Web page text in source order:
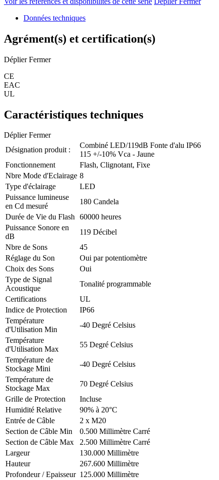
Données techniques
Agrément(s) et certification(s)
Déplier Fermer
CE
EAC
UL
Caractéristiques techniques
Déplier Fermer
Désignation produit :
Combiné LED/119dB Fonte d'alu IP66
115 +/-10% Vca - Jaune
Fonctionnement
Flash, Clignotant, Fixe
Nbre Mode d'Eclairage 8
Type d'éclairage
LED
Puissance lumineuse
en Cd mesuré
180 Candela
Durée de Vie du Flash 60000 heures
Puissance Sonore en
dB
119 Décibel
Nbre de Sons
45
Réglage du Son
Oui par potentiomètre
Choix des Sons
Oui
Type de Signal
Acoustique
Tonalité programmable
Certifications
UL
Indice de Protection
IP66
Température
d'Utilisation Min
-40 Degré Celsius
Température
d'Utilisation Max
55 Degré Celsius
Température de
Stockage Mini
-40 Degré Celsius
Température de
Stockage Max
70 Degré Celsius
Grille de Protection
Incluse
Humidité Relative
90% à 20°C
Entrée de Câble
2 x M20
Section de Câble Min
0.500 Millimètre Carré
Section de Câble Max
2.500 Millimètre Carré
Largeur
130.000 Millimètre
Hauteur
267.600 Millimètre
Profondeur / Epaisseur 125.000 Millimètre